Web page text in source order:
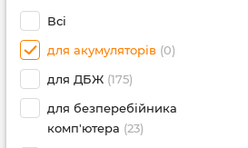
Всі
для акумуляторів (0)
для ДБЖ (175)
для безперебійника
комп'ютера (23)